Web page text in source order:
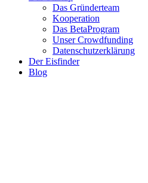
Das Gründerteam
Kooperation
Das BetaProgram
Unser Crowdfunding
Datenschutzerklärung
Der Eisfinder
Blog